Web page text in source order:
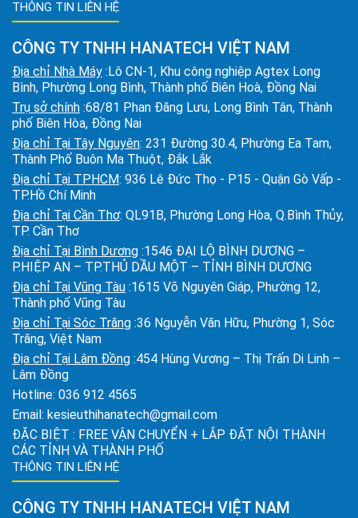
THÔNG TIN LIÊN HỆ
CÔNG TY TNHH HANATECH VIỆT NAM
Địa chỉ Nhà Máy :Lô CN-1, Khu công nghiệp Agtex Long
Bình, Phường Long Bình, Thành phố Biên Hoà, Đồng Nai
Trụ sở chính :68/81 Phan Đăng Lưu, Long Bình Tân, Thành
phố Biên Hòa, Đồng Nai
Địa chỉ Tại Tây Nguyên: 231 Đường 30.4, Phường Ea Tam,
Thành Phố Buôn Ma Thuột, Đắk Lắk
Địa chỉ Tại TPHCM: 936 Lê Đức Thọ - P15 - Quận Gò Vấp -
TP.Hồ Chí Minh
Địa chỉ Tại Cần Thơ: QL91B, Phường Long Hòa, Q.Bình Thủy,
TP. Cần Thơ
Địa chỉ Tại Bình Dương :1546 ĐẠI LỘ BÌNH DƯƠNG –
P.HIỆP AN – TP.THỦ DẦU MỘT – TỈNH BÌNH DƯƠNG
Địa chỉ Tại Vũng Tàu :1615 Võ Nguyên Giáp, Phường 12,
Thành phố Vũng Tàu
Địa chỉ Tại Sóc Trăng :36 Nguyễn Văn Hữu, Phường 1, Sóc
Trăng, Việt Nam
Địa chỉ Tại Lâm Đồng :454 Hùng Vương – Thị Trấn Di Linh –
Lâm Đồng
Hotline: 036 912 4565
Email: kesieuthihanatech@gmail.com
ĐẶC BIỆT : FREE VẬN CHUYỂN + LẮP ĐẶT NỘI THÀNH
CÁC TỈNH VÀ THÀNH PHỐ
THÔNG TIN LIÊN HỆ
CÔNG TY TNHH HANATECH VIỆT NAM